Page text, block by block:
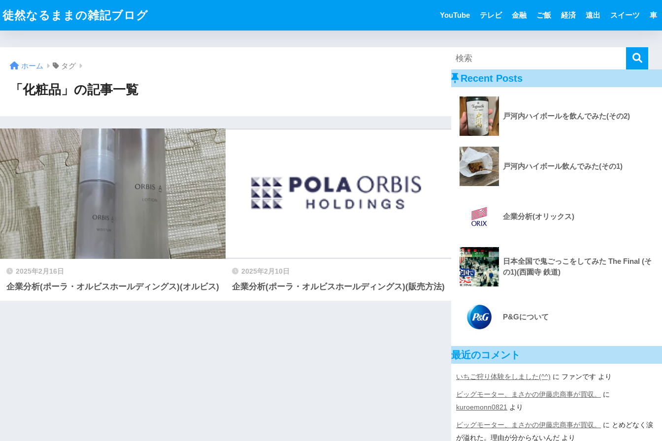
徒然なるままの雑記ブログ YouTube テレビ 金融 ご飯 経済 遠出 スイーツ 車
ホーム タグ
「化粧品」の記事一覧
2025年2月16日
企業分析(ポーラ・オルビスホールディングス)(オルビス)
2025年2月10日
企業分析(ポーラ・オルビスホールディングス)(販売方法)
Recent Posts
戸河内ハイボールを飲んでみた(その2)
戸河内ハイボール飲んでみた(その1)
企業分析(オリックス)
日本全国で鬼ごっこをしてみた The Final (そ
の1)(西園寺 鉄道)
P&Gについて
最近のコメント
いちご狩り体験をしました(^^) に ファンです より
ビッグモーター、まさかの伊藤忠商事が買収。
に
kuroemonn0821 より
ビッグモーター、まさかの伊藤忠商事が買収。 に とめどなく涙
が溢れた。理由が分からないんだ より